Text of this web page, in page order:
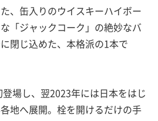
、缶入りのウイスキーハイボー
「ジャックコーク」の絶妙なバ
閉じ込めた、本格派の1本で
場し、翌2023年には日本をはじ
地へ展開。栓を開けるだけの手